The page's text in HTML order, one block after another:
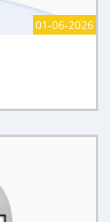
01-06-2026